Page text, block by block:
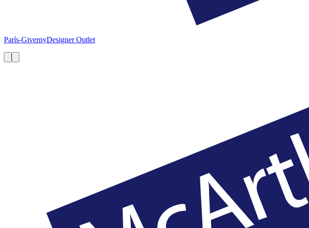
París-GivernyDesigner Outlet